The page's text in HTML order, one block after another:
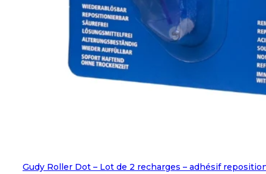
Gudy Roller Dot – Lot de 2 recharges – adhésif